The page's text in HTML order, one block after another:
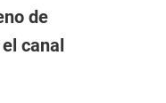
de
canal